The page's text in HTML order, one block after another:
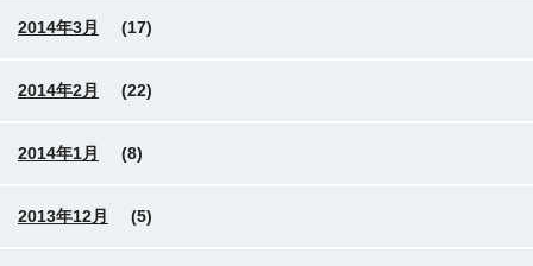
2014年3月 (17)
2014年2月 (22)
2014年1月 (8)
2013年12月 (5)